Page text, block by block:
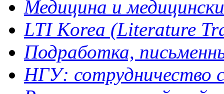
Медицина и
LTI Korea (Literature
Подработка,
НГУ: сотрудничество